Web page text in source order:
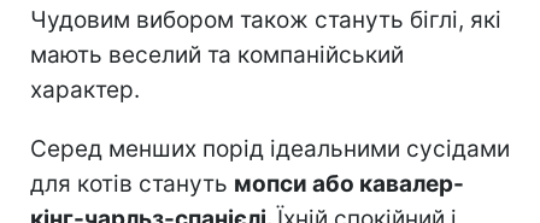
Чудовим вибором також стануть біглі, які
мають веселий та компанійський
характер.
Серед менших порід ідеальними сусідами
для котів стануть мопси або кавалер-